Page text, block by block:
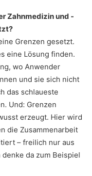
Zahnmedizin und -
Grenzen gesetzt.
eine Lösung finden.
wo Anwender
und sie sich nicht
das schlaueste
Und: Grenzen
erzeugt. Hier wird
die Zusammenarbeit
– freilich nur aus
da zum Beispiel